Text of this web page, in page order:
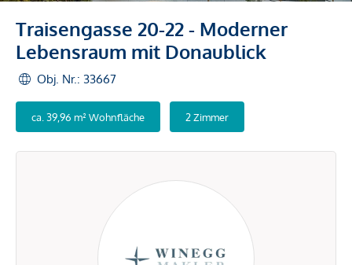
Traisengasse 20-22 - Moderner
Lebensraum mit Donaublick
Obj. Nr.: 33667
ca. 39,96 m² Wohnfläche 2 Zimmer